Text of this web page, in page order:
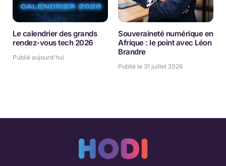
Le calendrier des grands
rendez-vous tech 2026
Publié aujourd'hui
Souveraineté numérique en
Afrique : le point avec Léon
Brandre
Publié le 31 juillet 2026